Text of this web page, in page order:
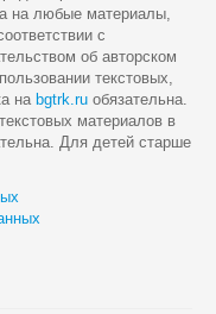
на любые материалы,
с
об авторском
текстовых,
на bgtrk.ru обязательна.
материалов в
Для детей старше